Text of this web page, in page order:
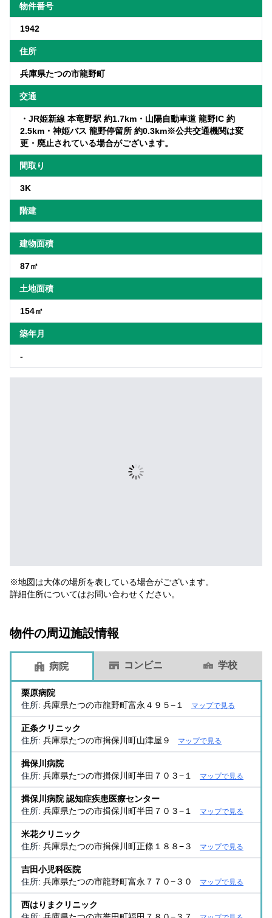
物件番号
1942
住所
兵庫県たつの市龍野町
交通
・JR姫新線 本竜野駅 約1.7km・山陽自動車道 龍野IC 約
2.5km・神姫バス 龍野停留所 約0.3km※公共交通機関は変
更・廃止されている場合がございます。
間取り
3K
階建
建物面積
87㎡
土地面積
154㎡
築年月
-
※地図は大体の場所を表している場合がございます。
詳細住所についてはお問い合わせください。
物件の周辺施設情報
病院 コンビニ 学校
栗原病院
住所: 兵庫県たつの市龍野町富永４９５−１ マップで見る
正条クリニック
住所: 兵庫県たつの市揖保川町山津屋９ マップで見る
揖保川病院
住所: 兵庫県たつの市揖保川町半田７０３−１ マップで見る
揖保川病院 認知症疾患医療センター
住所: 兵庫県たつの市揖保川町半田７０３−１ マップで見る
米花クリニック
住所: 兵庫県たつの市揖保川町正條１８８−３ マップで見る
吉田小児科医院
住所: 兵庫県たつの市龍野町富永７７０−３０ マップで見る
西はりまクリニック